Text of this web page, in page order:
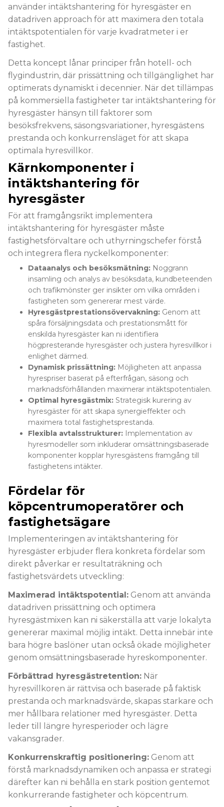
använder intäktshantering för hyresgäster en
datadriven approach för att maximera den totala
intäktspotentialen för varje kvadratmeter i er
fastighet.
Detta koncept lånar principer från hotell- och
flygindustrin, där prissättning och tillgänglighet har
optimerats dynamiskt i decennier. När det tillämpas
på kommersiella fastigheter tar intäktshantering för
hyresgäster hänsyn till faktorer som
besöksfrekvens, säsongsvariationer, hyresgästens
prestanda och konkurrensläget för att skapa
optimala hyresvillkor.
Kärnkomponenter i
intäktshantering för
hyresgäster
För att framgångsrikt implementera
intäktshantering för hyresgäster måste
fastighetsförvaltare och uthyrningschefer förstå
och integrera flera nyckelkomponenter:
Dataanalys och besöksmätning: Noggrann
insamling och analys av besöksdata, kundbeteenden
och trafikmönster ger insikter om vilka områden i
fastigheten som genererar mest värde.
Hyresgästprestationsövervakning: Genom att
spåra försäljningsdata och prestationsmått för
enskilda hyresgäster kan ni identifiera
högpresterande hyresgäster och justera hyresvillkor i
enlighet därmed.
Dynamisk prissättning: Möjligheten att anpassa
hyrespriser baserat på efterfrågan, säsong och
marknadsförhållanden maximerar intäktspotentialen.
Optimal hyresgästmix: Strategisk kurering av
hyresgäster för att skapa synergieffekter och
maximera total fastighetsprestanda.
Flexibla avtalsstrukturer: Implementation av
hyresmodeller som inkluderar omsättningsbaserade
komponenter kopplar hyresgästens framgång till
fastighetens intäkter.
Fördelar för
köpcentrumoperatörer och
fastighetsägare
Implementeringen av intäktshantering för
hyresgäster erbjuder flera konkreta fördelar som
direkt påverkar er resultaträkning och
fastighetsvärdets utveckling:
Maximerad intäktspotential: Genom att använda
datadriven prissättning och optimera
hyresgästmixen kan ni säkerställa att varje lokalyta
genererar maximal möjlig intäkt. Detta innebär inte
bara högre baslöner utan också ökade möjligheter
genom omsättningsbaserade hyreskomponenter.
Förbättrad hyresgästretention: När
hyresvillkoren är rättvisa och baserade på faktisk
prestanda och marknadsvärde, skapas starkare och
mer hållbara relationer med hyresgäster. Detta
leder till längre hyresperioder och lägre
vakansgrader.
Konkurrenskraftig positionering: Genom att
förstå marknadsdynamiken och anpassa er strategi
därefter kan ni behålla en stark position gentemot
konkurrerande fastigheter och köpcentrum.